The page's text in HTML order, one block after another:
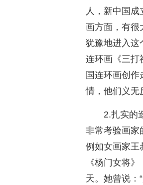
人，新中国
画方面，有很
犹豫地进入这
连环画《三打
国连环画创
情，他们义无
2.扎实的
非常考验画家
例如女画家王
《杨门女将
天。她曾说：